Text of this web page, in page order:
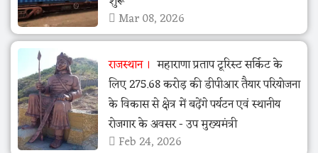
Mar 08, 2026
राजस्थान
महाराणा प्रताप टूरिस्ट सर्किट के
लिए 275.68 करोड़ की डीपीआर तैयार परियोजना
के विकास से क्षेत्र में बढ़ेंगे पर्यटन एवं स्थानीय
रोजगार के अवसर - उप मुख्यमंत्री
Feb 24, 2026